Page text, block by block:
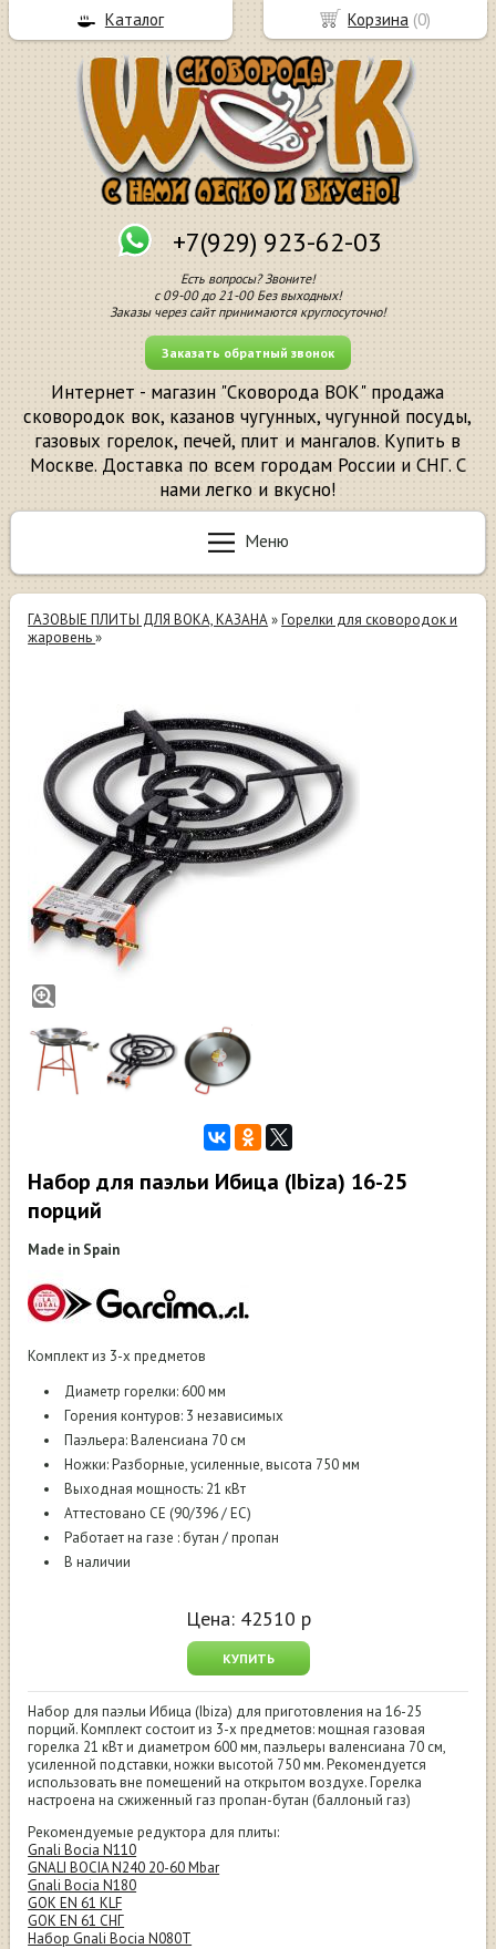
+7(929) 923-62-03
Есть вопросы? Звоните!
с 09-00 до 21-00 Без выходных!
Заказы через сайт принимаются круглосуточно!
Заказать обратный звонок
Интернет - магазин "Сковорода ВОК" продажа
сковородок вок, казанов чугунных, чугунной посуды,
газовых горелок, печей, плит и мангалов. Купить в
Москве. Доставка по всем городам России и СНГ. С
нами легко и вкусно!
Меню
ГАЗОВЫЕ ПЛИТЫ ДЛЯ ВОКА, КАЗАНА»Горелки для сковородок и
жаровень»
Набор для паэльи Ибица (Ibiza) 16-25
порций
Made in Spain
Комплект из 3-х предметов
Диаметр горелки: 600 мм
Горения контуров: 3 независимых
Паэльера: Валенсиана 70 см
Ножки: Разборные, усиленные, высота 750 мм
Выходная мощность: 21 кВт
Аттестовано CE (90/396 / EC)
Работает на газе : бутан / пропан
В наличии
Цена: 42510 р
КУПИТЬ
Набор для паэльи Ибица (Ibiza) для приготовления на 16-25
порций. Комплект состоит из 3-х предметов: мощная газовая
горелка 21 кВт и диаметром 600 мм, паэльеры валенсиана 70 см,
усиленной подставки, ножки высотой 750 мм. Рекомендуется
использовать вне помещений на открытом воздухе. Горелка
настроена на сжиженный газ пропан-бутан (баллоный газ)
Рекомендуемые редуктора для плиты:
Gnali Bocia N110
GNALI BOCIA N240 20-60 Mbar
Gnali Bocia N180
GOK EN 61 KLF
GOK EN 61 СНГ
Набор Gnali Bocia N080Т
Корзина (0)
Каталог